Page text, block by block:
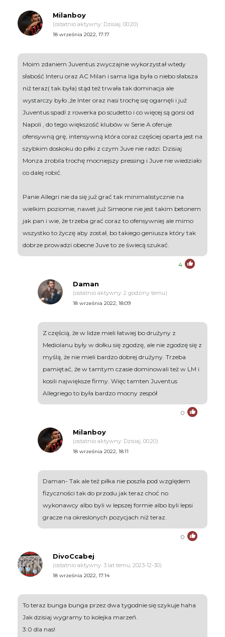
Milanboy
(ostatnio aktywny: Dzisiaj, 00:20)
18 września 2022, 17:17
Moim zdaniem Juventus zwyczajnie wykorzystał wtedy
słabość Interu oraz AC Milan i sama liga była o niebo słabsza
niż teraz( tak była) stąd też trwała tak dominacja ale
wystarczy było ,że Inter oraz nasi trochę się ogarnęli i już
Juventus spadl z rowerka po scudetto i co więcej są gorsi od
Napoli , do tego większość klubów w Serie A oferuje
ofensywną grę, intensywną która coraz częściej oparta jest na
szybkim doskoku do piłki z czym Juve nie radzi. Dzisiaj
Monza zrobila trochę mocniejszy pressing i Juve nie wiedziało
co dalej robić.
Panie Allegri nie da się już grać tak minimalistycznie na
wielkim poziomie, nawet już Simeone nie jest takim betonem
jak pan i wie, że trzeba grać coraz to ofensywniej ale mimo
wszystko to życzę aby został, bo takiego geniusza który tak
dobrze prowadzi obecne Juve to ze świecą szukać.
4
Daman
(ostatnio aktywny: 2 godziny temu)
18 września 2022, 18:09
Z częścią, że w lidze mieli łatwiej bo drużyny z
Mediolanu były w dołku się zgodzę, ale nie zgodzę się z
myślą, że nie mieli bardzo dobrej drużyny. Trzeba
pamiętać, że w tamtym czasie dominowali też w LM i
kosili największe firmy. Więc tamten Juventus
Allegriego to była bardzo mocny zespół
0
Milanboy
(ostatnio aktywny: Dzisiaj, 00:20)
18 września 2022, 18:11
Daman- Tak ale też piłka nie poszła pod względem
fizyczności tak do przodu jak teraz choć no
wykonawcy albo byli w lepszej formie albo byli lepsi
gracze na okreslonych pozycjach niż teraz.
0
DivoCcabej
(ostatnio aktywny: 3 lat temu, 2023-12-30)
18 września 2022, 17:14
To teraz bunga bunga przez dwa tygodnie się szykuje haha
Jak dzisiaj wygramy to kolejka marzeń.
3:0 dla nas!